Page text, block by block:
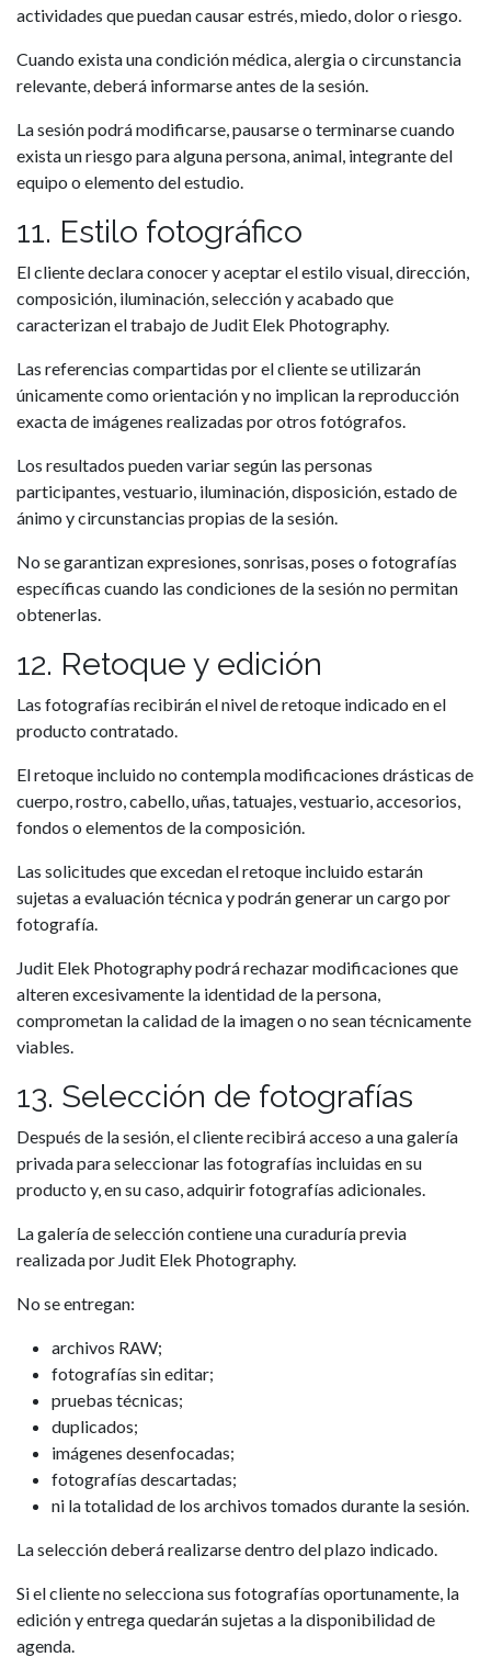
actividades que puedan causar estrés, miedo, dolor o riesgo.
Cuando exista una condición médica, alergia o circunstancia
relevante, deberá informarse antes de la sesión.
La sesión podrá modificarse, pausarse o terminarse cuando
exista un riesgo para alguna persona, animal, integrante del
equipo o elemento del estudio.
11. Estilo fotográfico
El cliente declara conocer y aceptar el estilo visual, dirección,
composición, iluminación, selección y acabado que
caracterizan el trabajo de Judit Elek Photography.
Las referencias compartidas por el cliente se utilizarán
únicamente como orientación y no implican la reproducción
exacta de imágenes realizadas por otros fotógrafos.
Los resultados pueden variar según las personas
participantes, vestuario, iluminación, disposición, estado de
ánimo y circunstancias propias de la sesión.
No se garantizan expresiones, sonrisas, poses o fotografías
específicas cuando las condiciones de la sesión no permitan
obtenerlas.
12. Retoque y edición
Las fotografías recibirán el nivel de retoque indicado en el
producto contratado.
El retoque incluido no contempla modificaciones drásticas de
cuerpo, rostro, cabello, uñas, tatuajes, vestuario, accesorios,
fondos o elementos de la composición.
Las solicitudes que excedan el retoque incluido estarán
sujetas a evaluación técnica y podrán generar un cargo por
fotografía.
Judit Elek Photography podrá rechazar modificaciones que
alteren excesivamente la identidad de la persona,
comprometan la calidad de la imagen o no sean técnicamente
viables.
13. Selección de fotografías
Después de la sesión, el cliente recibirá acceso a una galería
privada para seleccionar las fotografías incluidas en su
producto y, en su caso, adquirir fotografías adicionales.
La galería de selección contiene una curaduría previa
realizada por Judit Elek Photography.
No se entregan:
archivos RAW;
fotografías sin editar;
pruebas técnicas;
duplicados;
imágenes desenfocadas;
fotografías descartadas;
ni la totalidad de los archivos tomados durante la sesión.
La selección deberá realizarse dentro del plazo indicado.
Si el cliente no selecciona sus fotografías oportunamente, la
edición y entrega quedarán sujetas a la disponibilidad de
agenda.